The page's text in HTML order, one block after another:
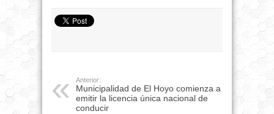
Anterior:
Municipalidad de El Hoyo comienza a
emitir la licencia única nacional de
conducir